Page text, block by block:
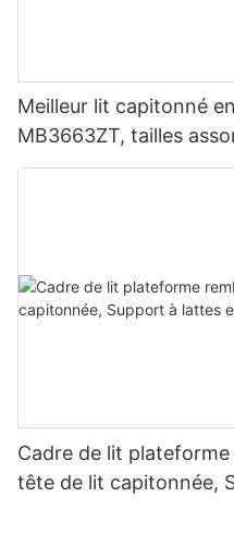
Meilleur lit capitonné
MB3663ZT, tailles
d'usine - JLH Furniture
Cadre de lit
tête de lit capitonnée,